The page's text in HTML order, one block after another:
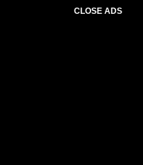
CLOSE ADS